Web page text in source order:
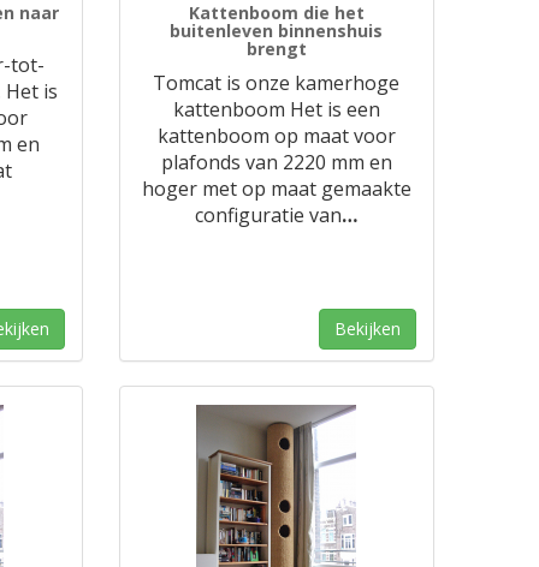
naar
tot-
is
en
Kattenboom die het
buitenleven binnenshuis
brengt
Tomcat is onze kamerhoge
kattenboom Het is een
kattenboom op maat voor
plafonds van 2220 mm en
hoger met op maat gemaakte
configuratie van…
Bekijken